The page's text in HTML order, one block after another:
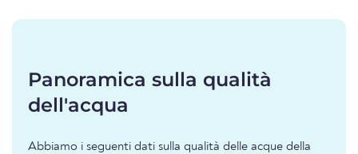
Panoramica sulla qualità
dell'acqua
Abbiamo i seguenti dati sulla qualità delle acque della